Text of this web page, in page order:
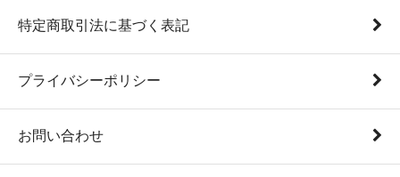
特定商取引法に基づく表記
プライバシーポリシー
お問い合わせ